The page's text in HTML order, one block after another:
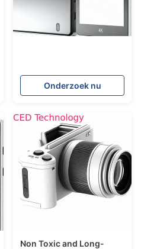
Onderzoek nu
Non Toxic and Long-